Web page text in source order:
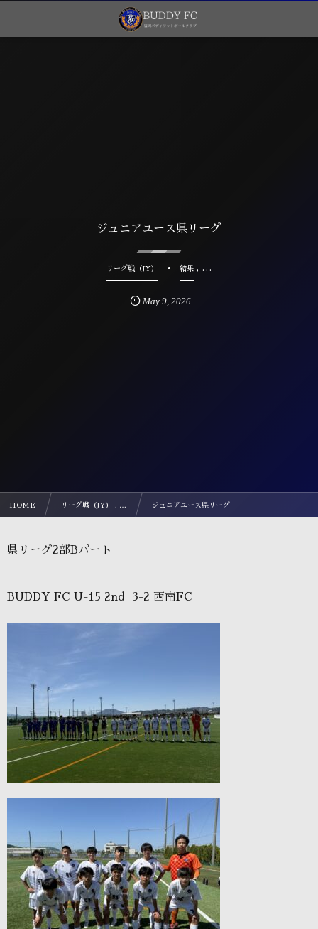
ジュニアユース県リーグ
リーグ戦（JY） 結果 , …
May 9, 2026
HOME リーグ戦（JY） , … ジュニアユース県リーグ
県リーグ2部Bパート
BUDDY FC U-15 2nd 3-2 西南FC